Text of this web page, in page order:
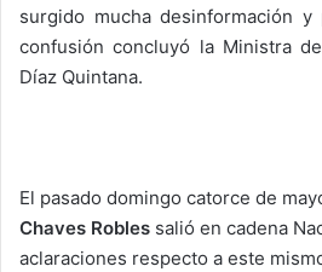
surgido mucha desinformación
confusión concluyó la Ministra
Díaz Quintana.
El pasado domingo catorce de
Chaves Robles salió en cadena
aclaraciones respecto a este